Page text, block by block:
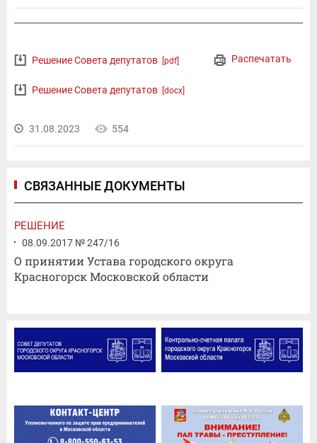
Распечатать
Решение Совета депутатов [pdf]
Решение Совета депутатов [docx]
31.08.2023 554
СВЯЗАННЫЕ ДОКУМЕНТЫ
РЕШЕНИЕ
08.09.2017 № 247/16
О принятии Устава городского округа
Красногорск Московской области